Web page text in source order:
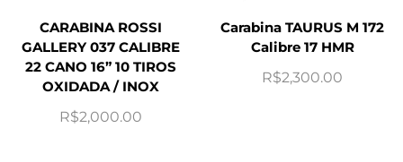
CARABINA ROSSI
GALLERY 037 CALIBRE
22 CANO 16” 10 TIROS
OXIDADA / INOX
R$2,000.00
Carabina TAURUS M 172
Calibre 17 HMR
R$2,300.00